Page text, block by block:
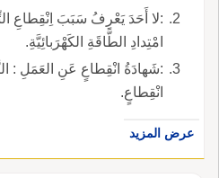
:لا أَحَدَ يَعْرِفُ سَبَبَ اِنْقِطاعِ
امْتِدادِ الطَّاقَةِ الكَهْرَبائِيَّةِ.
:شَهادَةُ انْقِطاعٍ عَنِ العَمَلِ :
انْقِطاعٍ.
عرض المزيد